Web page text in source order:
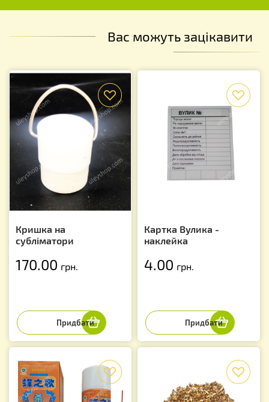
Вас можуть зацікавити
Кришка на
субліматори
170.00 грн.
Картка Вулика -
наклейка
4.00 грн.